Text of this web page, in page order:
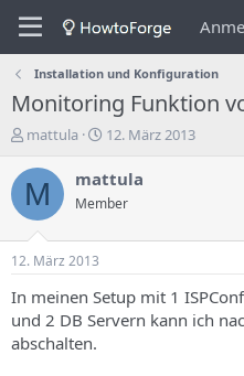
Installation und Konfiguration
Monitoring Funktion
E
s
t
e
e
e
s
mattula
E
s
t
e
n
s
12. März 2013
M mattula
Member
12. März 2013
In meinen Setup mit 1
und 2 DB Servern kann ich
abschalten.